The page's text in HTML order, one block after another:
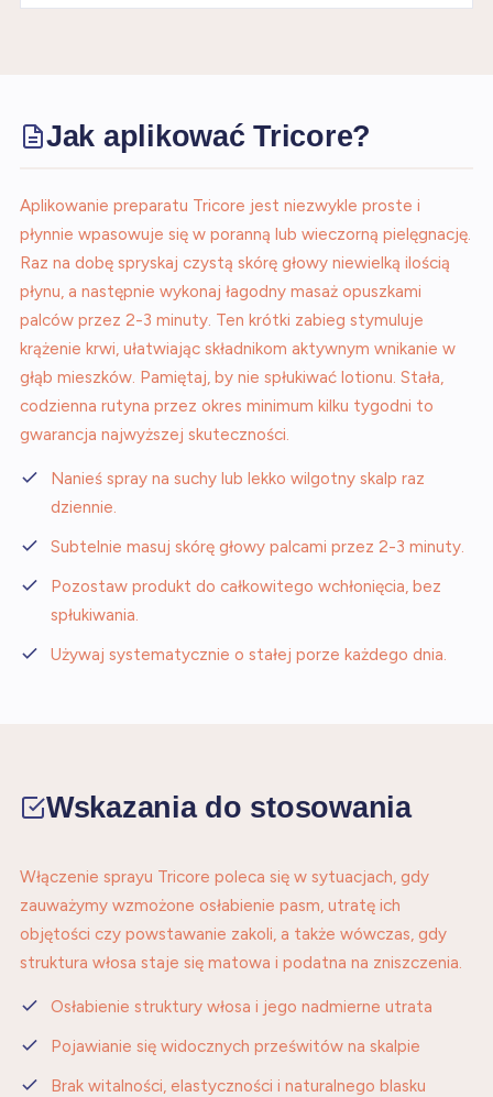
Jak aplikować Tricore?
Aplikowanie preparatu Tricore jest niezwykle proste i
płynnie wpasowuje się w poranną lub wieczorną pielęgnację.
Raz na dobę spryskaj czystą skórę głowy niewielką ilością
płynu, a następnie wykonaj łagodny masaż opuszkami
palców przez 2-3 minuty. Ten krótki zabieg stymuluje
krążenie krwi, ułatwiając składnikom aktywnym wnikanie w
głąb mieszków. Pamiętaj, by nie spłukiwać lotionu. Stała,
codzienna rutyna przez okres minimum kilku tygodni to
gwarancja najwyższej skuteczności.
Nanieś spray na suchy lub lekko wilgotny skalp raz
dziennie.
Subtelnie masuj skórę głowy palcami przez 2-3 minuty.
Pozostaw produkt do całkowitego wchłonięcia, bez
spłukiwania.
Używaj systematycznie o stałej porze każdego dnia.
Wskazania do stosowania
Włączenie sprayu Tricore poleca się w sytuacjach, gdy
zauważymy wzmożone osłabienie pasm, utratę ich
objętości czy powstawanie zakoli, a także wówczas, gdy
struktura włosa staje się matowa i podatna na zniszczenia.
Osłabienie struktury włosa i jego nadmierne utrata
Pojawianie się widocznych prześwitów na skalpie
Brak witalności, elastyczności i naturalnego blasku